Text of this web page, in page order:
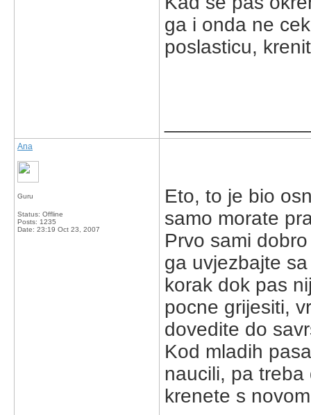
ga i onda ne
poslasticu,
Ana
Guru
Status: Offline
Posts: 1235
Date: 23:19 Oct 23, 2007
Eto, to je bio
samo morate
Prvo sami
ga uvjezbajte
korak dok pas
pocne grijesiti,
dovedite do
Kod mladih
naucili, pa
krenete s